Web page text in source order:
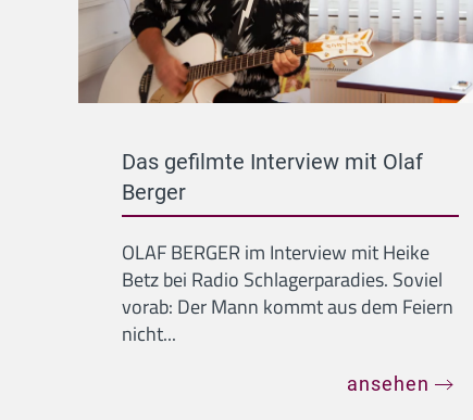
Das gefilmte Interview mit Olaf
Berger
OLAF BERGER im Interview mit Heike
Betz bei Radio Schlagerparadies. Soviel
vorab: Der Mann kommt aus dem Feiern
nicht...
ansehen